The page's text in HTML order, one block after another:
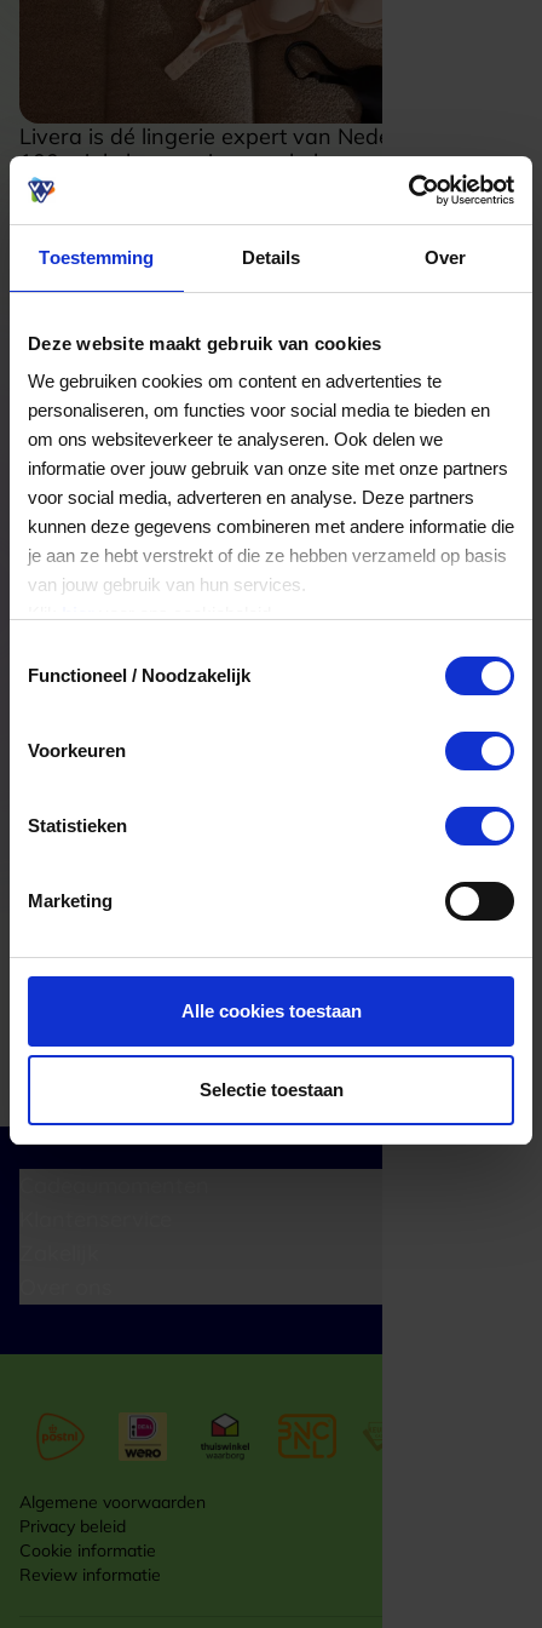
Toestemming Details Over
Deze website maakt gebruik van cookies
We gebruiken cookies om content en advertenties te
personaliseren, om functies voor social media te bieden en
om ons websiteverkeer te analyseren. Ook delen we
informatie over jouw gebruik van onze site met onze partners
voor social media, adverteren en analyse. Deze partners
kunnen deze gegevens combineren met andere informatie die
je aan ze hebt verstrekt of die ze hebben verzameld op basis
van jouw gebruik van hun services.
Functioneel / Noodzakelijk
Voorkeuren
Statistieken
Marketing
Alle cookies toestaan
Selectie toestaan
Livera is dé lingerie expert van Nederland met
100 winkels, een eigen webshop en meer dan 50
jaar kennis en ervaring. Livera biedt een
gevarieerde collectie aan van lingerie,
verschillende merken.
haar zelfliefde en zelfvertrouwen. We weten dat
geen vrouw, geen lichaam en geen smaak
hetzelfde is. Ons antwoord is altijd een selectie
producten die nauwkeurig zijn afgemeten op
haar behoeftes, haar lichaam en momenten in
haar leven. Daarnaast heeft Livera
duurzaamheidsinitiatieven hoog in het vaandel.
Lees meer
Bekijk website
Bekijk welke kaarten wij accepteren
Locatie
Livera Winterswijk
7101NR Winterswijk
0543516420
Algemene voorwaarden
Privacy beleid
Cookie informatie
Review informatie